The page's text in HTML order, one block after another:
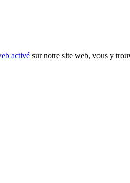
activé sur notre site web, vous y